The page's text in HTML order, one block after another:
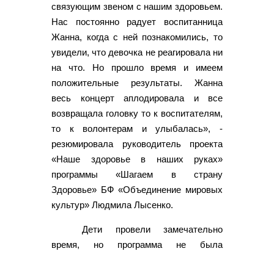
связующим звеном с нашим здоровьем.
Нас постоянно радует воспитанница
Жанна, когда с ней познакомились, то
увидели, что девочка не реагировала ни
на что. Но прошло время и имеем
положительные результаты. Жанна
весь концерт аплодировала и все
возвращала головку то к воспитателям,
то к волонтерам и улыбалась», -
резюмировала руководитель проекта
«Наше здоровье в наших руках»
программы «Шагаем в страну
Здоровье» БФ «Объединение мировых
культур» Людмила Лысенко.
Дети провели замечательно
время, но программа не была